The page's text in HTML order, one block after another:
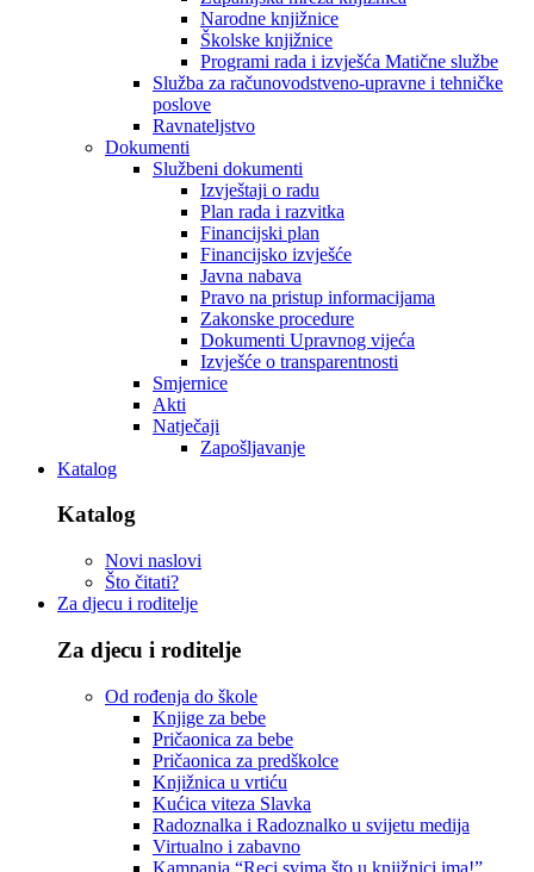
Narodne knjižnice
Školske knjižnice
Programi rada i izvješća Matične službe
Služba za računovodstveno-upravne i tehničke
poslove
Ravnateljstvo
Dokumenti
Službeni dokumenti
Izvještaji o radu
Plan rada i razvitka
Financijski plan
Financijsko izvješće
Javna nabava
Pravo na pristup informacijama
Zakonske procedure
Dokumenti Upravnog vijeća
Izvješće o transparentnosti
Smjernice
Akti
Natječaji
Zapošljavanje
Katalog
Katalog
Novi naslovi
Što čitati?
Za djecu i roditelje
Za djecu i roditelje
Od rođenja do škole
Knjige za bebe
Pričaonica za bebe
Pričaonica za predškolce
Knjižnica u vrtiću
Kućica viteza Slavka
Radoznalka i Radoznalko u svijetu medija
Virtualno i zabavno
Kampanja “Reci svima što u knjižnici ima!”